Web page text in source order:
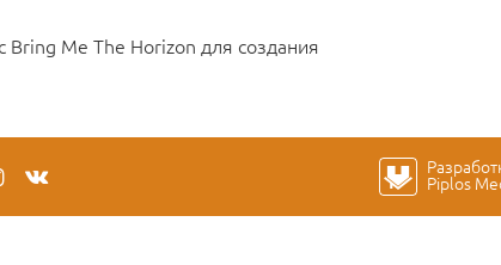
Me The Horizon для создания
Piplos